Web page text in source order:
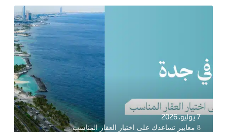
7 يوليو، 2026
8 معايير تساعدك على اختيار العقار المناسب